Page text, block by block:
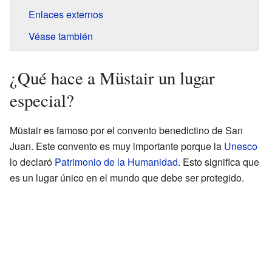
Enlaces externos
Véase también
¿Qué hace a Müstair un lugar
especial?
Müstair es famoso por el convento benedictino de San
Juan. Este convento es muy importante porque la Unesco
lo declaró Patrimonio de la Humanidad. Esto significa que
es un lugar único en el mundo que debe ser protegido.